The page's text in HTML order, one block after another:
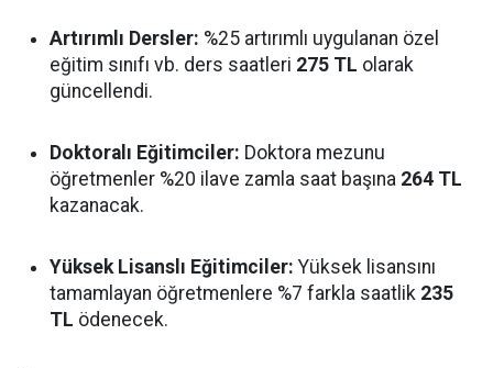
Artırımlı Dersler: %25 artırımlı uygulanan özel
eğitim sınıfı vb. ders saatleri 275 TL olarak
güncellendi.
Doktoralı Eğitimciler: Doktora mezunu
öğretmenler %20 ilave zamla saat başına 264 TL
kazanacak.
Yüksek Lisanslı Eğitimciler: Yüksek lisansını
tamamlayan öğretmenlere %7 farkla saatlik 235
TL ödenecek.